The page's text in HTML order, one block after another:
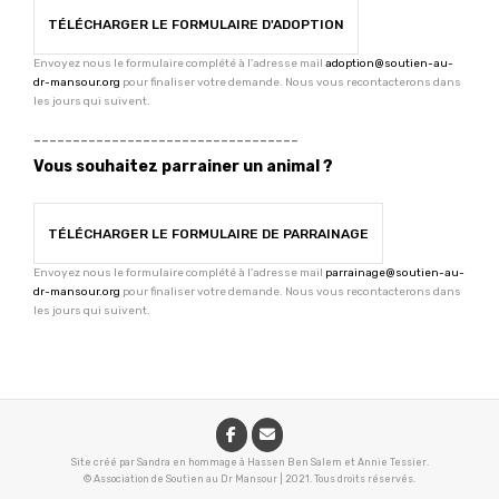
TÉLÉCHARGER LE FORMULAIRE D'ADOPTION
Envoyez nous le formulaire complété à l'adresse mail adoption@soutien-au-
dr-mansour.org pour finaliser votre demande. Nous vous recontacterons dans
les jours qui suivent.
----------------------------------
Vous souhaitez parrainer un animal ?
TÉLÉCHARGER LE FORMULAIRE DE PARRAINAGE
Envoyez nous le formulaire complété à l'adresse mail parrainage@soutien-au-
dr-mansour.org pour finaliser votre demande. Nous vous recontacterons dans
les jours qui suivent.
Site créé par Sandra en hommage à Hassen Ben Salem et Annie Tessier.
© Association de Soutien au Dr Mansour
2021. Tous droits réservés.